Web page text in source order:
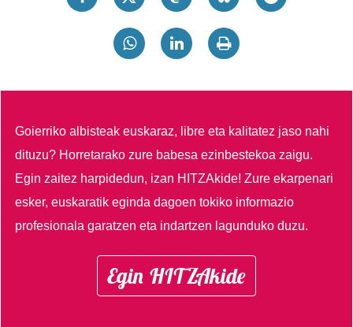
Goierriko albisteak euskaraz, libre eta kalitatez jaso nahi
dituzu? Horretarako zure babesa ezinbestekoa zaigu.
Egin zaitez harpidedun, izan HITZAkide!Zure ekarpenari
esker, euskaratik eginda dagoen tokiko informazio
profesionala garatzen eta indartzen lagunduko duzu.
Egin HITZAkide